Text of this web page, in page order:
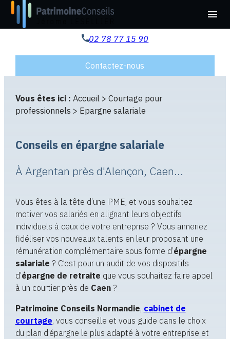
menu
02 78 77 15 90
Contactez-nous
Vous êtes ici : Accueil> Courtage pour
professionnels > Epargne salariale
Conseils en épargne salariale
À Argentan près d'Alençon, Caen...
Vous êtes à la tête d’une PME, et vous souhaitez
motiver vos salariés en alignant leurs objectifs
individuels à ceux de votre entreprise ? Vous aimeriez
fidéliser vos nouveaux talents en leur proposant une
rémunération complémentaire sous forme d’épargne
salariale ? C’est pour un audit de vos dispositifs
d’épargne de retraite que vous souhaitez faire appel
à un courtier près de Caen ?
Patrimoine Conseils Normandie, cabinet de
courtage, vous conseille et vous guide dans le choix
du plan d’épargne le plus adapté à votre entreprise et
Panneau de gestion des cookies